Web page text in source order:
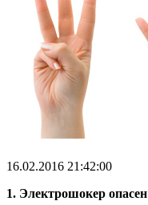
16.02.2016 21:42:00
1. Электрошокер опасен